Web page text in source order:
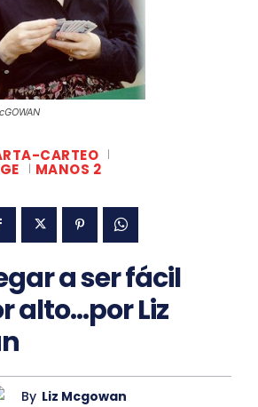
CARTEO
MANOS 2
a ser fácil
alto…por Liz
By Liz Mcgowan